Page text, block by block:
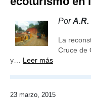
PorA.R.
La
Cruce de
y… Leer más
23 marzo, 2015